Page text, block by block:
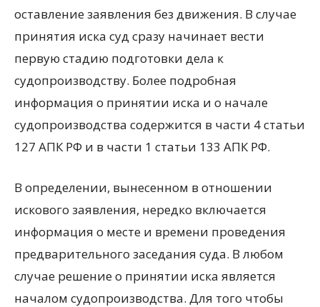
оставление заявления без движения. В случае
принятия иска суд сразу начинает вести
первую стадию подготовки дела к
судопроизводству. Более подробная
информация о принятии иска и о начале
судопроизводства содержится в части 4 статьи
127 АПК РФ и в части 1 статьи 133 АПК РФ.
В определении, вынесенном в отношении
искового заявления, нередко включается
информация о месте и времени проведения
предварительного заседания суда. В любом
случае решение о принятии иска является
началом судопроизводства. Для того чтобы